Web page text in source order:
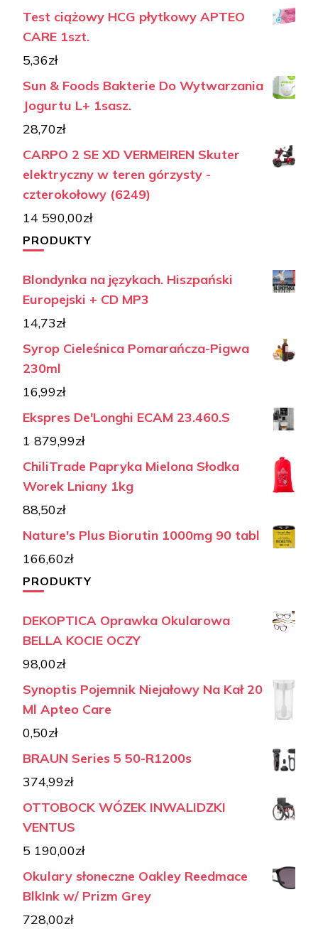
Test ciążowy HCG płytkowy APTEO
CARE 1szt.
5,36zł
Sun & Foods Bakterie Do Wytwarzania
Jogurtu L+ 1sasz.
28,70zł
CARPO 2 SE XD VERMEIREN Skuter
elektryczny w teren górzysty -
czterokołowy (6249)
14 590,00zł
PRODUKTY
Blondynka na językach. Hiszpański
Europejski + CD MP3
14,73zł
Syrop Cieleśnica Pomarańcza-Pigwa
230ml
16,99zł
Ekspres De'Longhi ECAM 23.460.S
1 879,99zł
ChiliTrade Papryka Mielona Słodka
Worek Lniany 1kg
88,50zł
Nature's Plus Biorutin 1000mg 90 tabl
166,60zł
PRODUKTY
DEKOPTICA Oprawka Okularowa
BELLA KOCIE OCZY
98,00zł
Synoptis Pojemnik Niejałowy Na Kał 20
Ml Apteo Care
0,50zł
BRAUN Series 5 50-R1200s
374,99zł
OTTOBOCK WÓZEK INWALIDZKI
VENTUS
5 190,00zł
Okulary słoneczne Oakley Reedmace
BlkInk w/ Prizm Grey
728,00zł